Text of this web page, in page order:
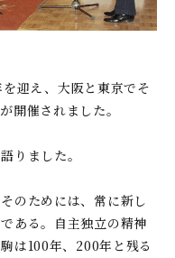
迎え、大阪と東京でそ
開催されました。
りました。
のためには、常に新し
ある。自主独立の精神
は100年、200年と残る